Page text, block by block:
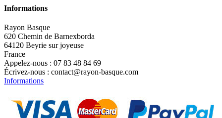
Informations
Rayon Basque
620 Chemin de Barnexborda
64120 Beyrie sur joyeuse
France
Appelez-nous : 07 83 48 84 69
Écrivez-nous : contact@rayon-basque.com
Informations